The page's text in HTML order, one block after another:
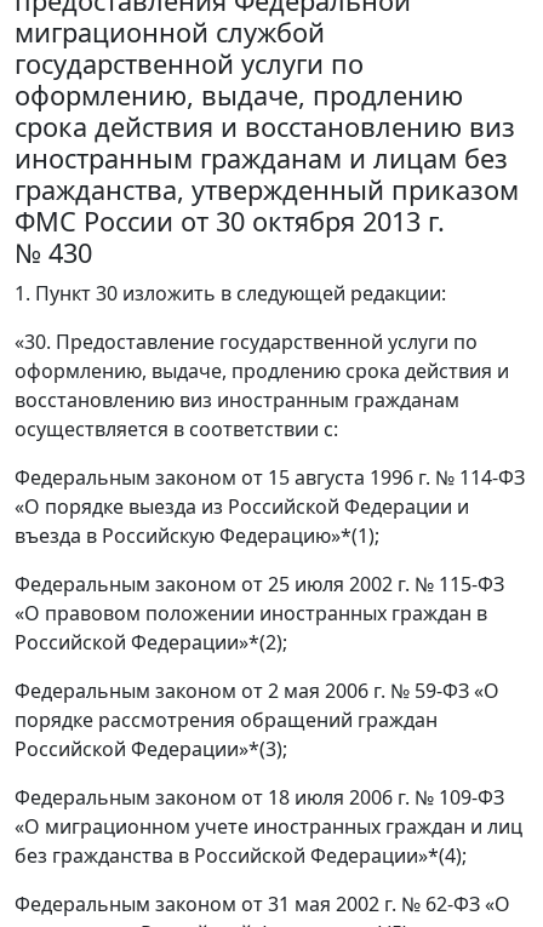
миграционной службой
государственной услуги по
оформлению, выдаче, продлению
срока действия и восстановлению виз
иностранным гражданам и лицам без
гражданства, утвержденный приказом
ФМС России от 30 октября 2013 г.
№ 430
1. Пункт 30 изложить в следующей редакции:
«30. Предоставление государственной услуги по
оформлению, выдаче, продлению срока действия и
восстановлению виз иностранным гражданам
осуществляется в соответствии с:
Федеральным законом от 15 августа 1996 г. № 114-ФЗ
«О порядке выезда из Российской Федерации и
въезда в Российскую Федерацию»*(1);
Федеральным законом от 25 июля 2002 г. № 115-ФЗ
«О правовом положении иностранных граждан в
Российской Федерации»*(2);
Федеральным законом от 2 мая 2006 г. № 59-ФЗ «О
порядке рассмотрения обращений граждан
Российской Федерации»*(3);
Федеральным законом от 18 июля 2006 г. № 109-ФЗ
«О миграционном учете иностранных граждан и лиц
без гражданства в Российской Федерации»*(4);
Федеральным законом от 31 мая 2002 г. № 62-ФЗ «О